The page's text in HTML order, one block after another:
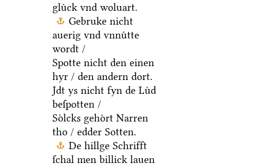
gluͤck vnd woluart.
Gebruke nicht
auerig vnd vnnuͤtte
wordt /
Spotte nicht den einen
hyr / den andern dort.
Jdt ys nicht fyn de Luͤd
beſpotten /
Soͤlcks gehoͤrt Narren
tho / edder Sotten.
De hillge Schrifft
ſchal men billick lauen